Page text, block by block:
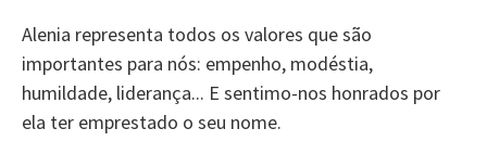
Alenia representa todos os valores que são
importantes para nós: empenho, modéstia,
humildade, liderança... E sentimo-nos honrados por
ela ter emprestado o seu nome.